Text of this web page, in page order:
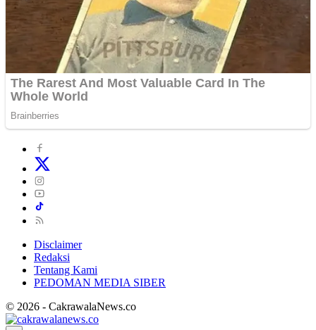
Disclaimer
Redaksi
Tentang Kami
PEDOMAN MEDIA SIBER
© 2026 - CakrawalaNews.co